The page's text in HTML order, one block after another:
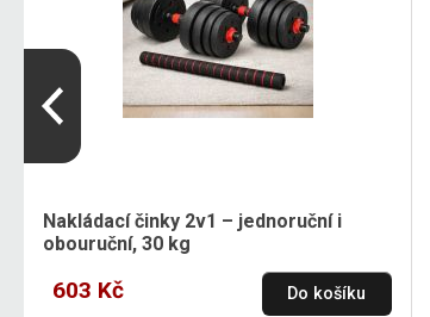
Nakládací činky 2v1 – jednoruční i
obouruční, 30 kg
603 Kč Do košíku